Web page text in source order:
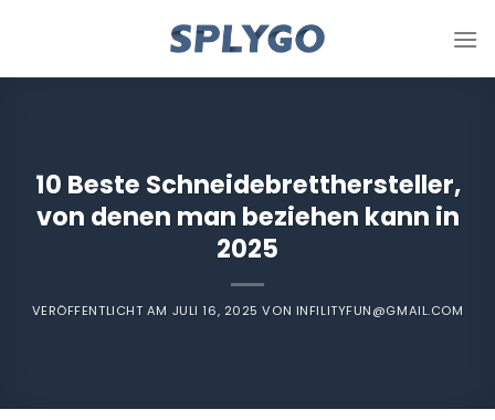
10 Beste Schneidebretthersteller,
von denen man beziehen kann in
2025
VERÖFFENTLICHT AM JULI 16, 2025 VON INFILITYFUN@GMAIL.COM